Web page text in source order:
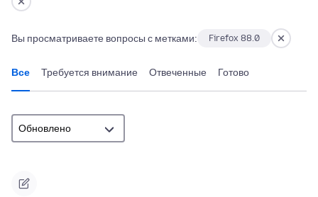
Вы просматриваете вопросы с метками: Firefox 88.0
Все Требуется внимание Отвеченные Готово